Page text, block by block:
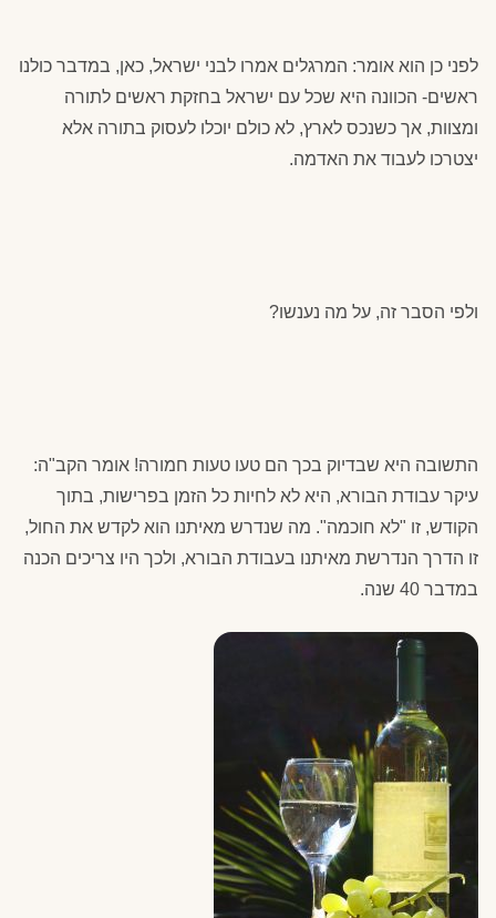
לפני כן הוא אומר: המרגלים אמרו לבני ישראל, כאן, במדבר כולנו
ראשים- הכוונה היא שכל עם ישראל בחזקת ראשים לתורה
ומצוות, אך כשנכס לארץ, לא כולם יוכלו לעסוק בתורה אלא
יצטרכו לעבוד את האדמה.
ולפי הסבר זה, על מה נענשו?
התשובה היא שבדיוק בכך הם טעו טעות חמורה! אומר הקב"ה:
עיקר עבודת הבורא, היא לא לחיות כל הזמן בפרישות, בתוך
הקודש, זו "לא חוכמה". מה שנדרש מאיתנו הוא לקדש את החול,
זו הדרך הנדרשת מאיתנו בעבודת הבורא, ולכך היו צריכים הכנה
במדבר 40 שנה.